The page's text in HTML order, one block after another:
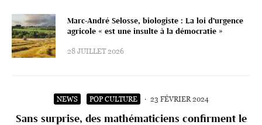
Marc-André Selosse, biologiste : La loi d’urgence
agricole « est une insulte à la démocratie »
28 JUILLET 2026
NEWS POP CULTURE · 23 FÉVRIER 2024
Sans surprise, des mathématiciens confirment le